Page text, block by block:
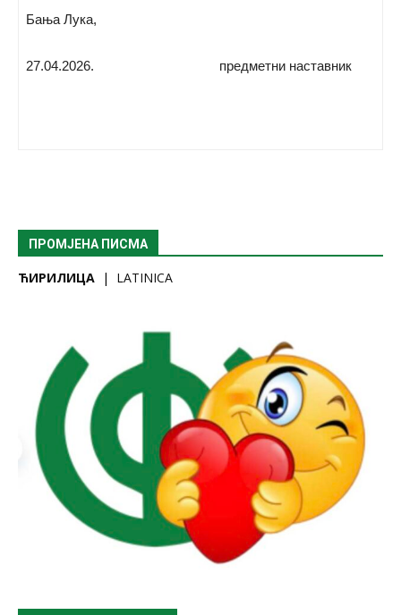
Бања Лука,
27.04.2026. предметни наставник
ПРОМЈЕНА ПИСМА
ЋИРИЛИЦА | LATINICA